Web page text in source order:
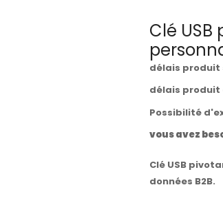
Clé
délais produit
délais produit
Possibilité
vous avez
Clé USB
données B2B.